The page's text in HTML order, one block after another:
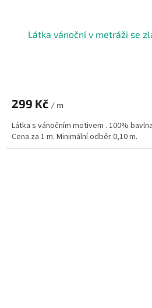
Látka vánoční v metráži se
299 Kč / m
Látka s vánočním motivem . 100%
Cena za 1 m. Minimální odběr 0,10 m.